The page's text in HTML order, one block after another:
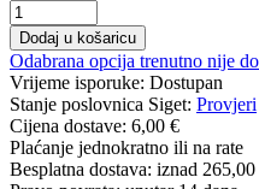
Dodaj u košaricu
Odabrana opcija trenutno nije
Vrijeme isporuke: Dostupan
Stanje poslovnica Siget: Provjeri
Cijena dostave: 6,00 €
Plaćanje jednokratno ili na rate
Besplatna dostava: iznad 265,00